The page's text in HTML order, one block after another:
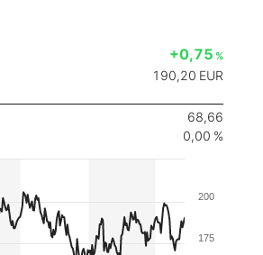
+0,75 %
190,20 EUR
68,66
0,00 %
175
200